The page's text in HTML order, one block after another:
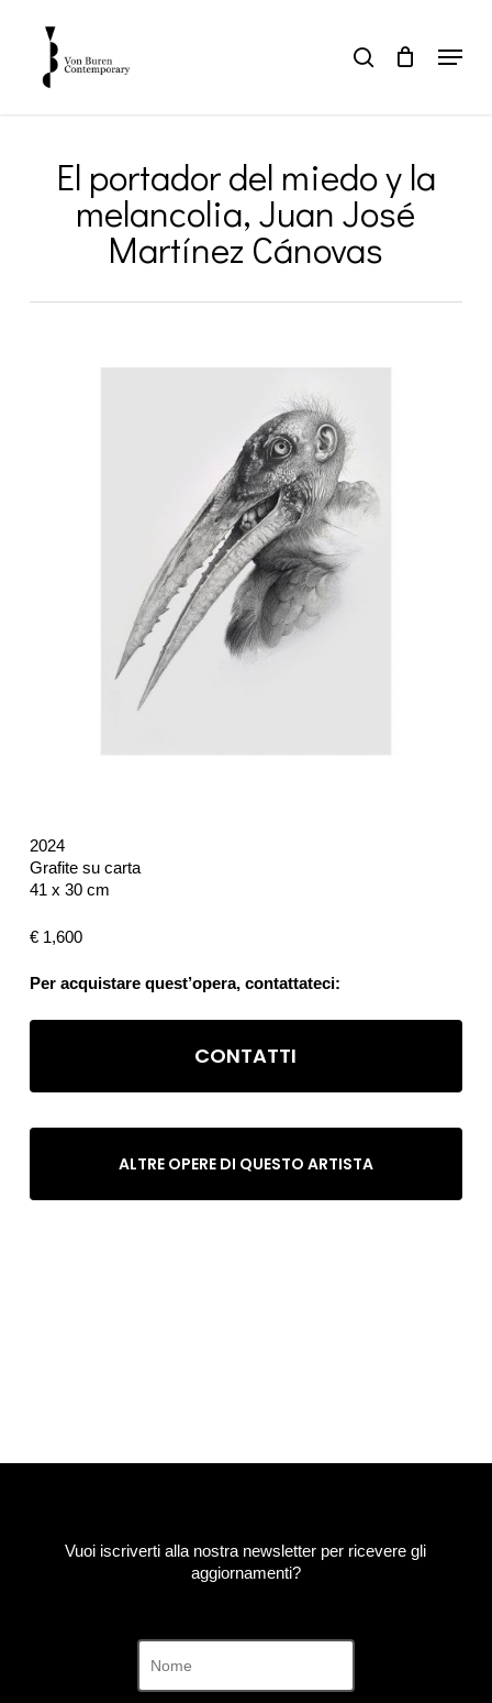
content
search Menu
El portador del miedo y la
melancolia, Juan José
Martínez Cánovas
2024
Grafite su carta
41 x 30 cm
€ 1,600
Per acquistare quest’opera, contattateci:
CONTATTI
ALTRE OPERE DI QUESTO ARTISTA
Vuoi iscriverti alla nostra newsletter per ricevere gli
aggiornamenti?
Close